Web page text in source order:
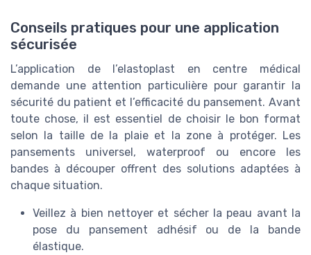
Conseils pratiques pour une application
sécurisée
L’application de l’elastoplast en centre médical
demande une attention particulière pour garantir la
sécurité du patient et l’efficacité du pansement. Avant
toute chose, il est essentiel de choisir le bon format
selon la taille de la plaie et la zone à protéger. Les
pansements universel, waterproof ou encore les
bandes à découper offrent des solutions adaptées à
chaque situation.
Veillez à bien nettoyer et sécher la peau avant la
pose du pansement adhésif ou de la bande
élastique.